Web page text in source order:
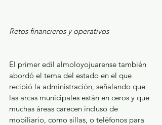
Retos financieros y operativos
El primer edil almoloyojuarense también
abordó el tema del estado en el que
recibió la administración, señalando que
las arcas municipales están en ceros y que
muchas áreas carecen incluso de
mobiliario, como sillas, o teléfonos para